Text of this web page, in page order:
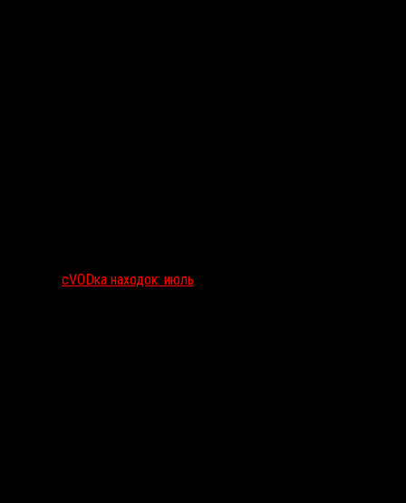
сVODка находок: июль